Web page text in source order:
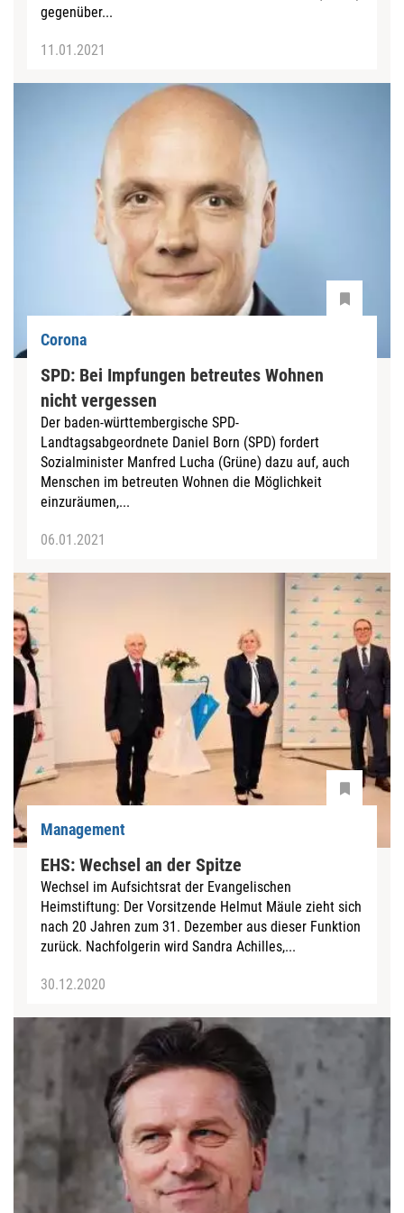
gegenüber...
11.01.2021
Corona
SPD: Bei Impfungen betreutes Wohnen
nicht vergessen
Der baden-württembergische SPD-
Landtagsabgeordnete Daniel Born (SPD) fordert
Sozialminister Manfred Lucha (Grüne) dazu auf, auch
Menschen im betreuten Wohnen die Möglichkeit
einzuräumen,...
06.01.2021
Management
EHS: Wechsel an der Spitze
Wechsel im Aufsichtsrat der Evangelischen
Heimstiftung: Der Vorsitzende Helmut Mäule zieht sich
nach 20 Jahren zum 31. Dezember aus dieser Funktion
zurück. Nachfolgerin wird Sandra Achilles,...
30.12.2020